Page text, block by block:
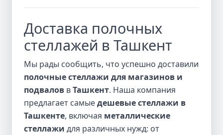
Доставка полочных
стеллажей в Ташкент
Мы рады сообщить, что успешно доставили
полочные стеллажи для магазинов и
подвалов вТашкент. Наша компания
предлагает самыедешевые стеллажи в
Ташкенте, включая металлические
стеллажи для различных нужд: от